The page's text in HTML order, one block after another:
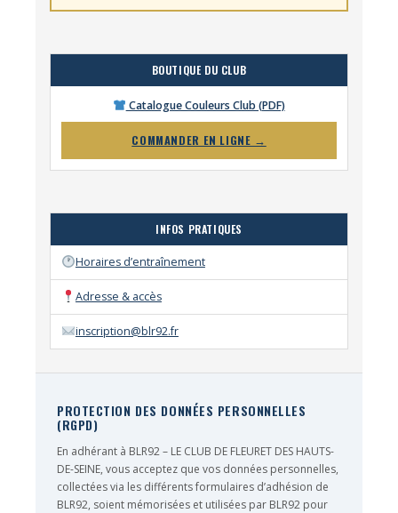
BOUTIQUE DU CLUB
Catalogue Couleurs Club (PDF)
COMMANDER EN LIGNE →
INFOS PRATIQUES
Horaires d’entraînement
Adresse & accès
inscription@blr92.fr
PROTECTION DES DONNÉES PERSONNELLES
(RGPD)
En adhérant à BLR92 – LE CLUB DE FLEURET DES HAUTS-
DE-SEINE, vous acceptez que vos données personnelles,
collectées via les différents formulaires d’adhésion de
BLR92, soient mémorisées et utilisées par BLR92 pour